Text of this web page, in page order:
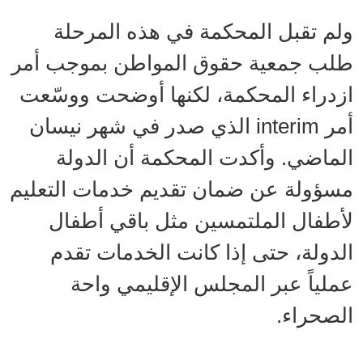
ولم تقبل المحكمة في هذه المرحلة
طلب جمعية حقوق المواطن بموجب أمر
ازدراء المحكمة، لكنها أوضحت ووسّعت
أمر interim الذي صدر في شهر نيسان
الماضي. وأكدت المحكمة أن الدولة
مسؤولة عن ضمان تقديم خدمات التعليم
لأطفال الملتمسين مثل باقي أطفال
الدولة، حتى إذا كانت الخدمات تقدم
عملياً عبر المجلس الإقليمي واحة
الصحراء.